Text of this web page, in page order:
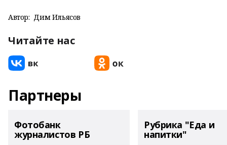
Автор: Дим Ильясов
Читайте нас
Партнеры
Фотобанк
журналистов РБ
Рубрика "Еда и
напитки"